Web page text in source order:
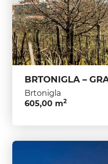
Brtonigla
605,00 m2